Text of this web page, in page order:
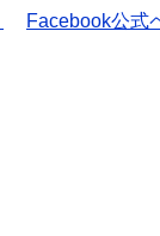
Facebook公式